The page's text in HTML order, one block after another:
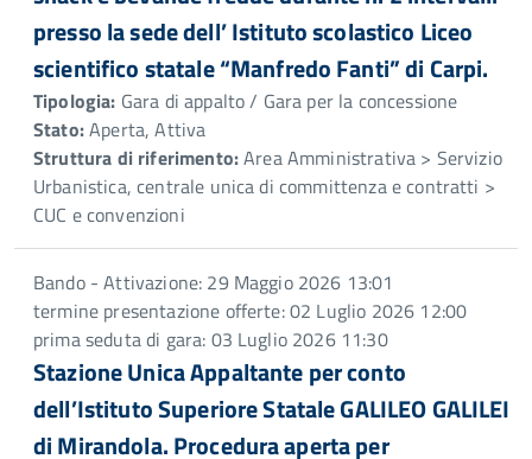
presso la sede dell’ Istituto scolastico Liceo
scientifico statale “Manfredo Fanti” di Carpi.
Tipologia: Gara di appalto / Gara per la concessione
Stato:Aperta, Attiva
Struttura di riferimento:Area Amministrativa > Servizio
Urbanistica, centrale unica di committenza e contratti >
CUC e convenzioni
Bando - Attivazione: 29 Maggio 2026 13:01
termine presentazione offerte: 02 Luglio 2026 12:00
prima seduta di gara: 03 Luglio 2026 11:30
Stazione Unica Appaltante per conto
dell’Istituto Superiore Statale GALILEO GALILEI
di Mirandola. Procedura aperta per